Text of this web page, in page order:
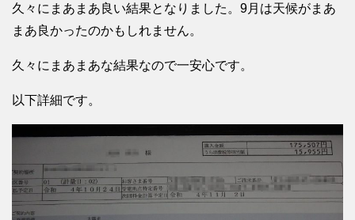
久々にまあまあ良い結果となりました。9月は天候がまあ
まあ良かったのかもしれません。
久々にまあまあな結果なので一安心です。
以下詳細です。